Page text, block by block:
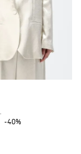
-40%